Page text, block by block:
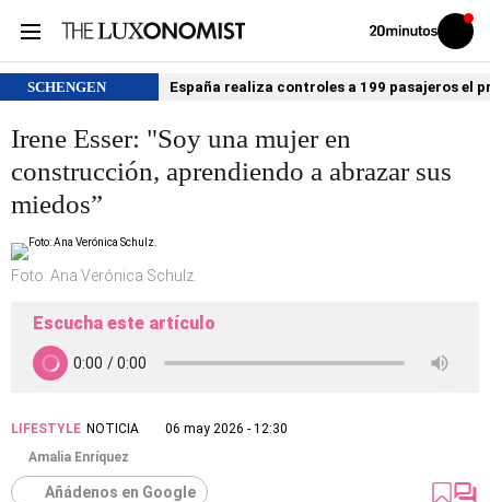
Volver
Iniciar
sesión
SCHENGEN España realiza controles a 199 pasajeros el
Irene Esser: "Soy una mujer en
construcción, aprendiendo a abrazar sus
miedos”
Foto: Ana Verónica Schulz.
Escucha este artículo
LIFESTYLE NOTICIA
06 may 2026 - 12:30
Amalia Enríquez
Añádenos en Google